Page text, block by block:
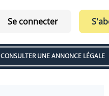
Se connecter
CONSULTER UNE ANNONCE LÉGALE